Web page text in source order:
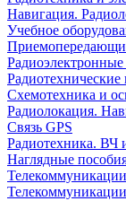
Навигация.
Учебное
Схемотехника и
Радиолокация.
Связь GPS
Радиотехника. ВЧ
Наглядные